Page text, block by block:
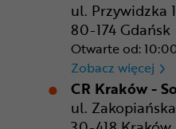
ul. Przywidzka
80-174 Gdańsk
Otwarte od:
Zobacz więcej
CR Kraków -
ul.